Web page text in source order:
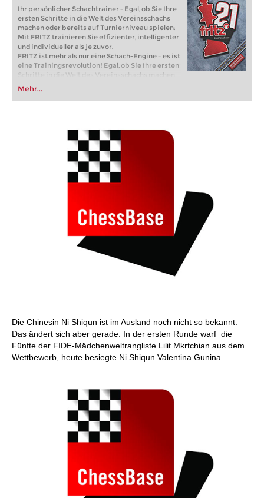
Ihr persönlicher Schachtrainer - Egal, ob Sie Ihre
ersten Schritte in die Welt des Vereinsschachs
machen oder bereits auf Turnierniveau spielen:
Mit FRITZ trainieren Sie effizienter, intelligenter
und individueller als je zuvor.
FRITZ ist mehr als nur eine Schach-Engine – es ist
eine Trainingsrevolution! Egal, ob Sie Ihre ersten
Schritte in die Welt des Vereinsschachs machen
oder bereits auf Turnierniveau spielen: Mit
FRITZ trainieren Sie effizienter, intelligenter und
individueller als je zuvor.
Mehr...
Die Chinesin Ni Shiqun ist im Ausland noch nicht so bekannt.
Das ändert sich aber gerade. In der ersten Runde warf die
Fünfte der FIDE-Mädchenweltrangliste Lilit Mkrtchian aus dem
Wettbewerb, heute besiegte Ni Shiqun Valentina Gunina.